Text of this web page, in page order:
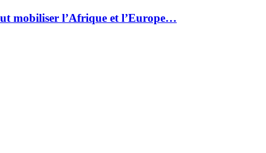
mobiliser l’Afrique et l’Europe…